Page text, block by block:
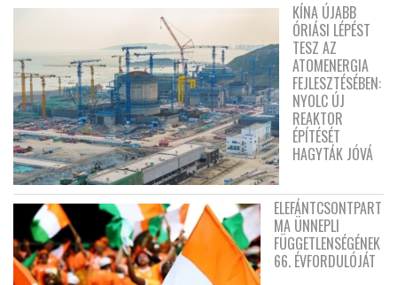
KÍNA ÚJABB
ÓRIÁSI LÉPÉST
TESZ AZ
ATOMENERGIA
FEJLESZTÉSÉBEN:
NYOLC ÚJ
REAKTOR
ÉPÍTÉSÉT
HAGYTÁK JÓVÁ
ELEFÁNTCSONTPART
MA ÜNNEPLI
FÜGGETLENSÉGÉNEK
66. ÉVFORDULÓJÁT